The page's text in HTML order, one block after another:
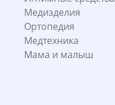
Медизделия
Ортопедия
Медтехника
Мама и малыш